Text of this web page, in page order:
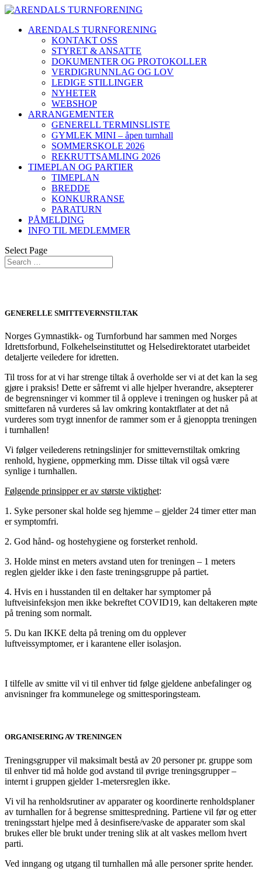
ARENDALS TURNFORENING
KONTAKT OSS
STYRET & ANSATTE
DOKUMENTER OG PROTOKOLLER
VERDIGRUNNLAG OG LOV
LEDIGE STILLINGER
NYHETER
WEBSHOP
ARRANGEMENTER
GENERELL TERMINSLISTE
GYMLEK MINI – åpen turnhall
SOMMERSKOLE 2026
REKRUTTSAMLING 2026
TIMEPLAN OG PARTIER
TIMEPLAN
BREDDE
KONKURRANSE
PARATURN
PÅMELDING
INFO TIL MEDLEMMER
Select Page
GENERELLE SMITTEVERNSTILTAK
Norges Gymnastikk- og Turnforbund har sammen med Norges
Idrettsforbund, Folkehelseinstituttet og Helsedirektoratet utarbeidet
detaljerte veiledere for idretten.
Til tross for at vi har strenge tiltak å overholde ser vi at det kan la seg
gjøre i praksis! Dette er såfremt vi alle hjelper hverandre, aksepterer
de begrensninger vi kommer til å oppleve i treningen og husker på at
smittefaren nå vurderes så lav omkring kontaktflater at det nå
vurderes som trygt innenfor de rammer som er å gjenoppta treningen
i turnhallen!
Vi følger veilederens retningslinjer for smittevernstiltak omkring
renhold, hygiene, oppmerking mm. Disse tiltak vil også være
synlige i turnhallen.
Følgende prinsipper er av største viktighet:
1. Syke personer skal holde seg hjemme – gjelder 24 timer etter man
er symptomfri.
2. God hånd- og hostehygiene og forsterket renhold.
3. Holde minst en meters avstand uten for treningen – 1 meters
reglen gjelder ikke i den faste treningsgruppe på partiet.
4. Hvis en i husstanden til en deltaker har symptomer på
luftveisinfeksjon men ikke bekreftet COVID19, kan deltakeren møte
på trening som normalt.
5. Du kan IKKE delta på trening om du opplever
luftveissymptomer, er i karantene eller isolasjon.
I tilfelle av smitte vil vi til enhver tid følge gjeldene anbefalinger og
anvisninger fra kommunelege og smittesporingsteam.
ORGANISERING AV TRENINGEN
Treningsgrupper vil maksimalt bestå av 20 personer pr. gruppe som
til enhver tid må holde god avstand til øvrige treningsgrupper –
internt i gruppen gjelder 1-metersreglen ikke.
Vi vil ha renholdsrutiner av apparater og koordinerte renholdsplaner
av turnhallen for å begrense smittespredning. Partiene vil før og etter
treningsstart hjelpe med å desinfisere/vaske de apparater som skal
brukes eller ble brukt under trening slik at alt vaskes mellom hvert
parti.
Ved inngang og utgang til turnhallen må alle personer sprite hender.